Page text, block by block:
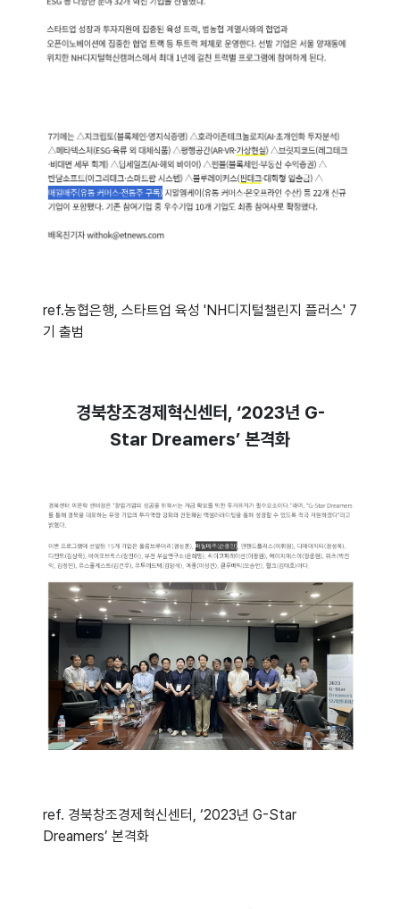
ref.농협은행, 스타트업 육성 'NH디지털챌린지 플러스' 7
기 출범
경북창조경제혁신센터, ‘2023년 G-
Star Dreamers’ 본격화
ref. 경북창조경제혁신센터, ‘2023년 G-Star
Dreamers’ 본격화